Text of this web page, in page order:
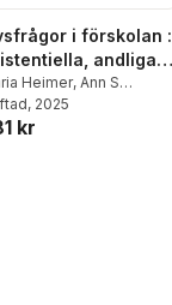
i förskolan :
andliga
filosofiska frågor
litteratur
Heimer, Ann S
,Malin Pihlgren
, 2025
kr